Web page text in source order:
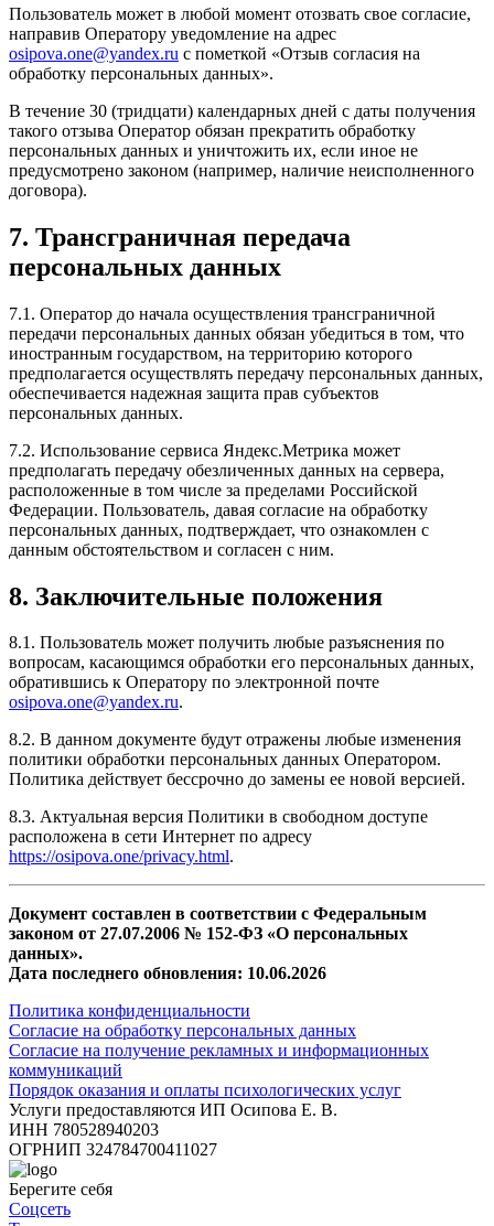
Пользователь может в любой момент отозвать свое согласие,
направив Оператору уведомление на адрес
osipova.one@yandex.ru с пометкой «Отзыв согласия на
обработку персональных данных».
В течение 30 (тридцати) календарных дней с даты получения
такого отзыва Оператор обязан прекратить обработку
персональных данных и уничтожить их, если иное не
предусмотрено законом (например, наличие неисполненного
договора).
7. Трансграничная передача
персональных данных
7.1. Оператор до начала осуществления трансграничной
передачи персональных данных обязан убедиться в том, что
иностранным государством, на территорию которого
предполагается осуществлять передачу персональных данных,
обеспечивается надежная защита прав субъектов
персональных данных.
7.2. Использование сервиса Яндекс.Метрика может
предполагать передачу обезличенных данных на сервера,
расположенные в том числе за пределами Российской
Федерации. Пользователь, давая согласие на обработку
персональных данных, подтверждает, что ознакомлен с
данным обстоятельством и согласен с ним.
8. Заключительные положения
8.1. Пользователь может получить любые разъяснения по
вопросам, касающимся обработки его персональных данных,
обратившись к Оператору по электронной почте
osipova.one@yandex.ru.
8.2. В данном документе будут отражены любые изменения
политики обработки персональных данных Оператором.
Политика действует бессрочно до замены ее новой версией.
8.3. Актуальная версия Политики в свободном доступе
расположена в сети Интернет по адресу
https://osipova.one/privacy.html.
Документ составлен в соответствии с Федеральным
законом от 27.07.2006 № 152-ФЗ «О персональных
данных».
Дата последнего обновления: 10.06.2026
Политика конфиденциальности
Согласие на обработку персональных данных
Согласие на получение рекламных и информационных
коммуникаций
Порядок оказания и оплаты психологических услуг
Услуги предоставляются ИП Осипова Е. В.
ИНН 780528940203
ОГРНИП 324784700411027
Берегите себя
Соцсеть